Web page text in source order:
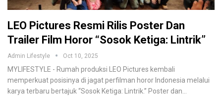
LEO Pictures Resmi Rilis Poster Dan
Trailer Film Horor “Sosok Ketiga: Lintrik”
Admin Lifestyle Oct 10, 2025
MYLIFESTYLE - Rumah produksi LEO Pictures kembali
memperkuat posisinya di jagat perfilman horor Indonesia melalui
karya terbaru bertajuk “Sosok Ketiga: Lintrik.” Poster dan